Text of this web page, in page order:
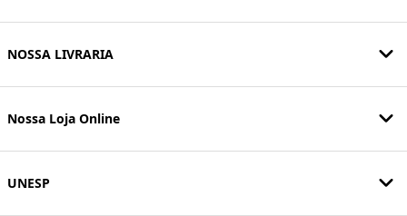
NOSSA LIVRARIA
Nossa Loja Online
UNESP